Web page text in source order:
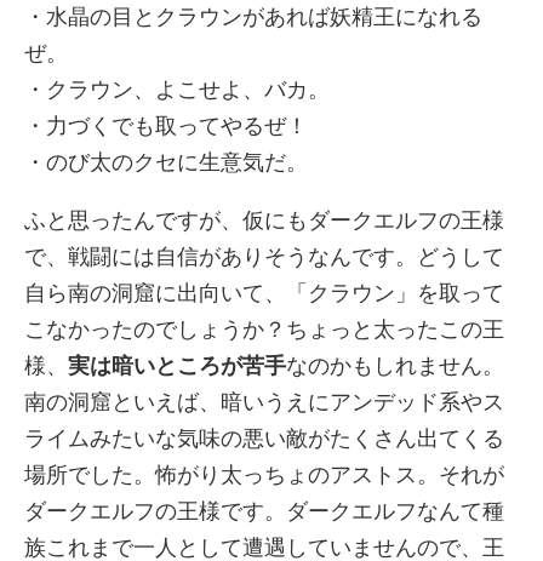
・水晶の目とクラウンがあれば妖精王になれる
ぜ。
・クラウン、よこせよ、バカ。
・力づくでも取ってやるぜ！
・のび太のクセに生意気だ。
ふと思ったんですが、仮にもダークエルフの王様
で、戦闘には自信がありそうなんです。どうして
自ら南の洞窟に出向いて、「クラウン」を取って
こなかったのでしょうか？ちょっと太ったこの王
様、 実は暗いところが苦手なのかもしれません。
南の洞窟といえば、暗いうえにアンデッド系やス
ライムみたいな気味の悪い敵がたくさん出てくる
場所でした。怖がり太っちょのアストス。それが
ダークエルフの王様です。ダークエルフなんて種
族これまで一人として遭遇していませんので、王